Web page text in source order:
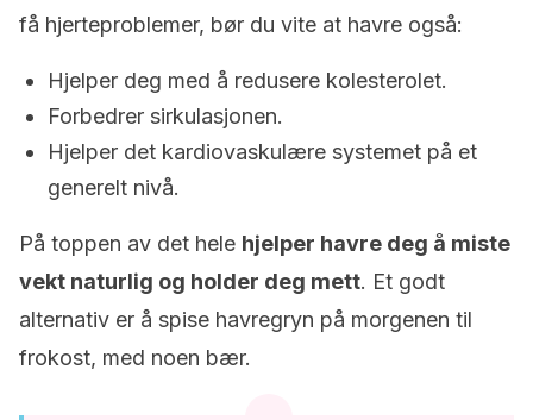
få hjerteproblemer, bør du vite at havre også:
Hjelper deg med å redusere kolesterolet.
Forbedrer sirkulasjonen.
Hjelper det kardiovaskulære systemet på et
generelt nivå.
På toppen av det hele hjelper havre deg å miste
vekt naturlig og holder deg mett. Et godt
alternativ er å spise havregryn på morgenen til
frokost, med noen bær.